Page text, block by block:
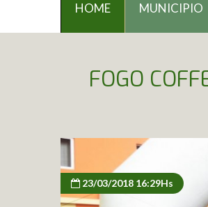
HOME MUNICIPIO
FOGO
23/03/2018 16:29Hs